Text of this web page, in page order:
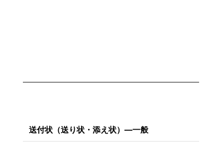
送付状（送り状・添え状）―一般